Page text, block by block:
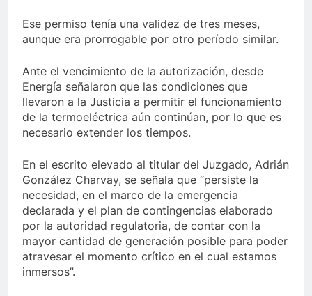
Ese permiso tenía una validez de tres meses,
aunque era prorrogable por otro período similar.
Ante el vencimiento de la autorización, desde
Energía señalaron que las condiciones que
llevaron a la Justicia a permitir el funcionamiento
de la termoeléctrica aún continúan, por lo que es
necesario extender los tiempos.
En el escrito elevado al titular del Juzgado, Adrián
González Charvay, se señala que “persiste la
necesidad, en el marco de la emergencia
declarada y el plan de contingencias elaborado
por la autoridad regulatoria, de contar con la
mayor cantidad de generación posible para poder
atravesar el momento crítico en el cual estamos
inmersos”.